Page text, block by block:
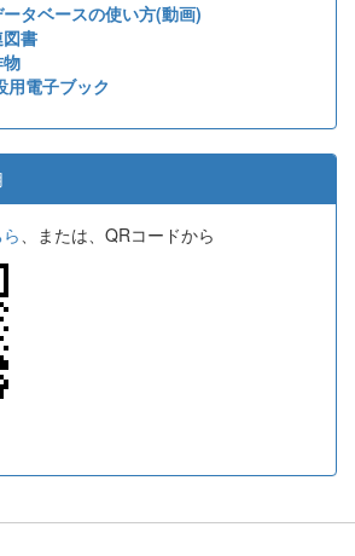
タベースの使い方(動画)
書
用電子ブック
、または、QRコードから